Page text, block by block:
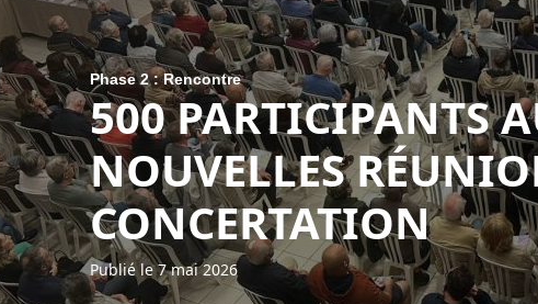
Phase 2 : Rencontre
500 PARTICIPANTS
NOUVELLES
CONCERTATION
Publié le 7 mai 2026